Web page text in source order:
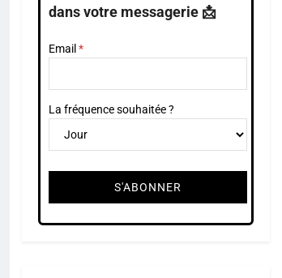
dans votre messagerie 📩
Email
La fréquence souhaitée ?